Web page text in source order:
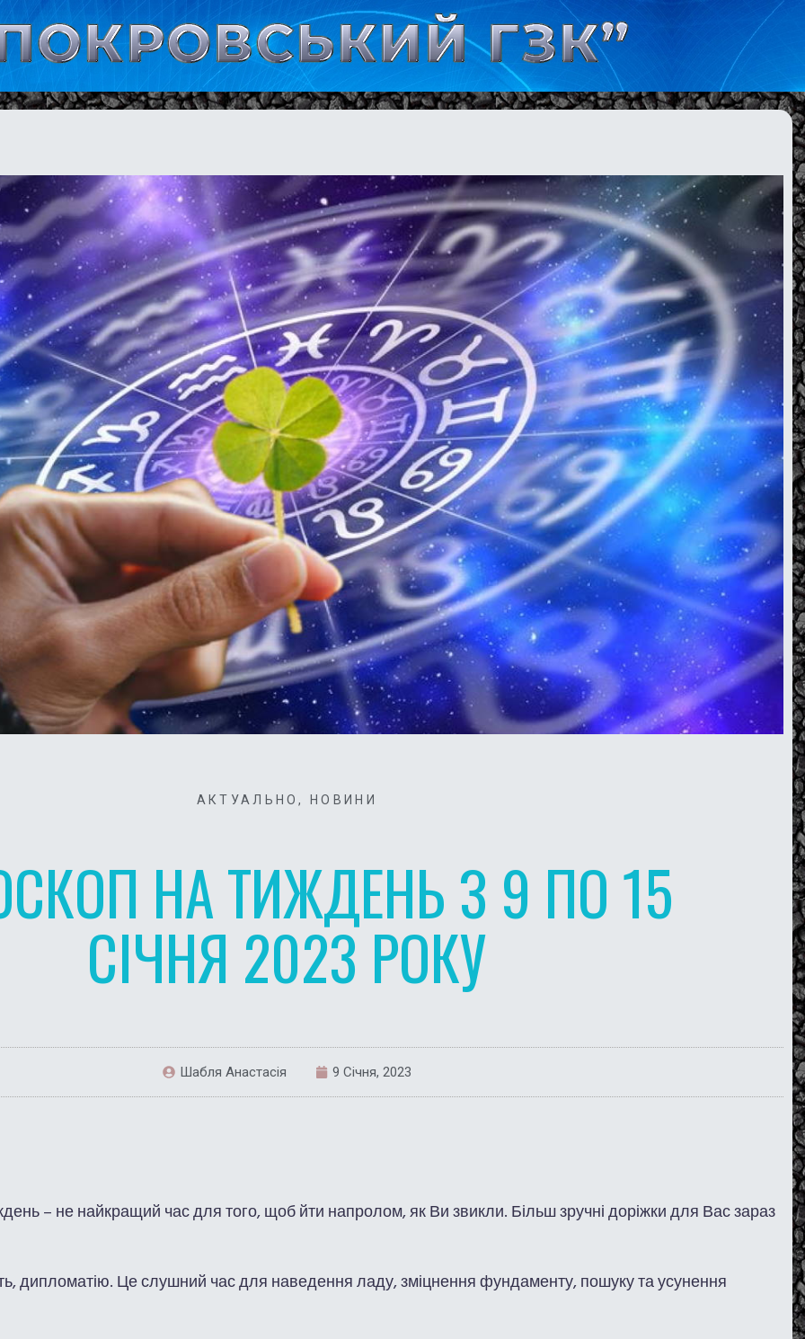
АКТУАЛЬНО, НОВИНИ
НА ТИЖДЕНЬ З 9 ПО 15
СІЧНЯ 2023 РОКУ
Шабля Анастасія 9 Січня, 2023
– не найкращий час для того, щоб йти напролом, як Ви звикли. Більш зручні доріжки для Вас зараз
дипломатію. Це слушний час для наведення ладу, зміцнення фундаменту, пошуку та усунення